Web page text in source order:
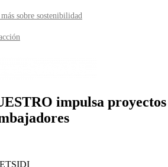
sobre sostenibilidad
impulsa